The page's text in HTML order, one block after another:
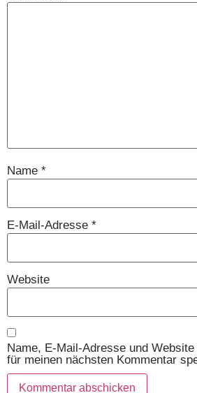
Name *
E-Mail-Adresse *
Website
Name, E-Mail-Adresse und
für meinen nächsten Kommentar